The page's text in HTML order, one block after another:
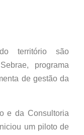
território são
programa
de gestão da
e da Consultoria
um piloto de